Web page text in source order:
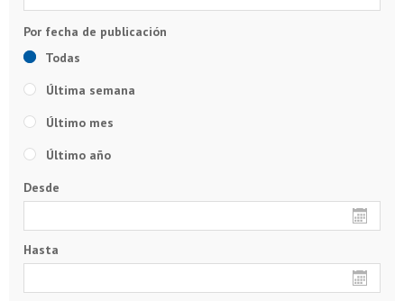
Todas
Última semana
Último mes
Último año
Desde
Hasta